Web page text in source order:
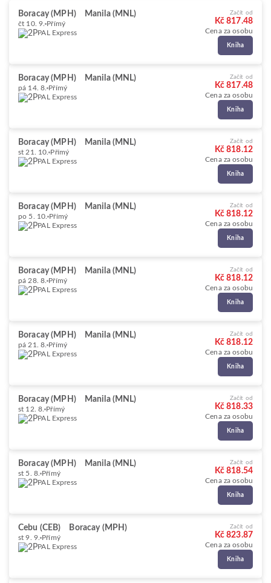
Boracay (MPH) Manila (MNL)
čt 10. 9. Přímý
PAL Express
Začít od
Kč 817.48
Cena za osobu
Kniha
Boracay (MPH) Manila (MNL)
pá 14. 8. Přímý
PAL Express
Začít od
Kč 817.48
Cena za osobu
Kniha
Boracay (MPH) Manila (MNL)
st 21. 10. Přímý
PAL Express
Začít od
Kč 818.12
Cena za osobu
Kniha
Boracay (MPH) Manila (MNL)
po 5. 10. Přímý
PAL Express
Začít od
Kč 818.12
Cena za osobu
Kniha
Boracay (MPH) Manila (MNL)
pá 28. 8. Přímý
PAL Express
Začít od
Kč 818.12
Cena za osobu
Kniha
Boracay (MPH) Manila (MNL)
pá 21. 8. Přímý
PAL Express
Začít od
Kč 818.12
Cena za osobu
Kniha
Boracay (MPH) Manila (MNL)
st 12. 8. Přímý
PAL Express
Začít od
Kč 818.33
Cena za osobu
Kniha
Boracay (MPH) Manila (MNL)
st 5. 8. Přímý
PAL Express
Začít od
Kč 818.54
Cena za osobu
Kniha
Cebu (CEB) Boracay (MPH)
st 9. 9. Přímý
PAL Express
Začít od
Kč 823.87
Cena za osobu
Kniha